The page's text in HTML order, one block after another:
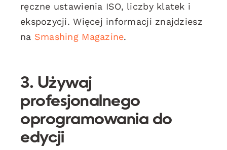
ręczne ustawienia ISO, liczby klatek i
ekspozycji. Więcej informacji znajdziesz
na Smashing Magazine.
3. Używaj
profesjonalnego
oprogramowania do
edycji